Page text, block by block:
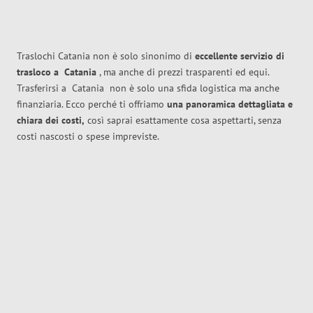
Traslochi Catania non è solo sinonimo di eccellente servizio di
trasloco a Catania , ma anche di prezzi trasparenti ed equi.
Trasferirsi a Catania non è solo una sfida logistica ma anche
finanziaria. Ecco perché ti offriamo una panoramica dettagliata e
chiara dei costi, così saprai esattamente cosa aspettarti, senza
costi nascosti o spese impreviste.